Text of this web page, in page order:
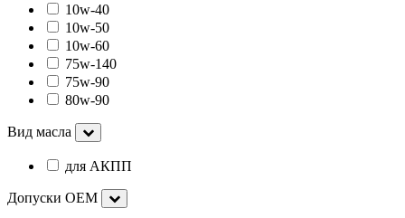
10w-40
10w-50
10w-60
75w-140
75w-90
80w-90
Вид масла
для АКПП
Допуски OEM